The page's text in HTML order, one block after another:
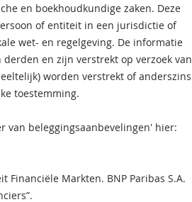
en boekhoudkundige zaken. Deze
of entiteit in een jurisdictie of
wet- en regelgeving. De informatie
en zijn verstrekt op verzoek van
worden verstrekt of anderszins
toestemming.
van beleggingsaanbevelingen' hier:
Financiële Markten. BNP Paribas S.A.